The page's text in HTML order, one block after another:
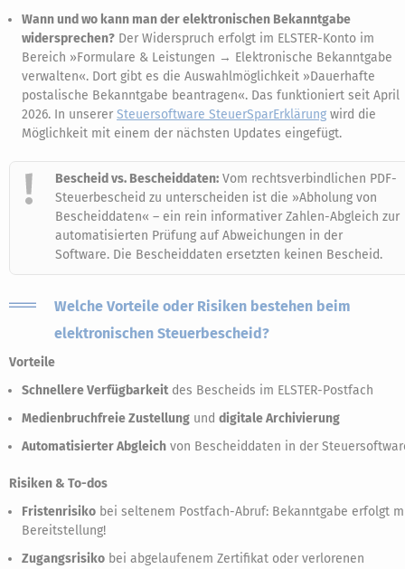
Wann und wo kann man der elektronischen Bekanntgabe
widersprechen? Der Widerspruch erfolgt im ELSTER-Konto im
Bereich »Formulare & Leistungen → Elektronische Bekanntgabe
verwalten«. Dort gibt es die Auswahlmöglichkeit »Dauerhafte
postalische Bekanntgabe beantragen«. Das funktioniert seit April
2026. In unserer Steuersoftware SteuerSparErklärung wird die
Möglichkeit mit einem der nächsten Updates eingefügt.
Bescheid vs. Bescheiddaten: Vom rechtsverbindlichen PDF-
Steuerbescheid zu unterscheiden ist die »Abholung von
Bescheiddaten« – ein rein informativer Zahlen-Abgleich zur
automatisierten Prüfung auf Abweichungen in der
Software. Die Bescheiddaten ersetzten keinen Bescheid.
Welche Vorteile oder Risiken bestehen beim
elektronischen Steuerbescheid?
Vorteile
Schnellere Verfügbarkeitdes Bescheids im ELSTER-Postfach
Medienbruchfreie Zustellung und digitale Archivierung
Automatisierter Abgleich von Bescheiddaten in der
Risiken & To-dos
Fristenrisiko bei seltenem Postfach-Abruf: Bekanntgabe erfolgt
Bereitstellung!
Zugangsrisiko bei abgelaufenem Zertifikat oder verlorenen